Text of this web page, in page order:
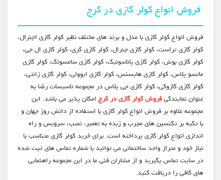
فروش انواع کولر گازی در کرج
فروش انواع کولر گازی با مدل و برند های مختلف نظیر کولر گازی اجنرال،
کولر گازی تراست، کولر گازی جنرال، کولر گازی گری، کولر گازی ال جی،
کولر گازی بوش، کولر گازی پاناسونیک، کولر گازی سامسونگ، کولر گازی
ماتسو پلاس، کولر گازی هایسنس، کولر گازی ایوولی، کولر گازی زانتی،
کولر گازی کازوکی، کولر گازی جی پلاس در مجموعه تاسیسات رضا به
عنوان نمایندگیفروش کولر گازی در کرجامکان پذیر می باشد. این
مجموعه علاوه بر فروش انواع کولر گازی با استفاده از دانش روز جهان و
با تکیه بر تکنسین های مجرب و زبده به تعمیر، نصب، سرویس و راه
اندازی انواع کولر گازی پرداخته است. برای خرید کولر گازی متناسب با
نیاز خود و متراژ واحد ساختمانی می توانید با شماره تماس های ثبت شده
در سایت تماس بگیرید و از مشاران فنی ما در این مجموعه راهنمایی
های کافی را دریافت کنید.